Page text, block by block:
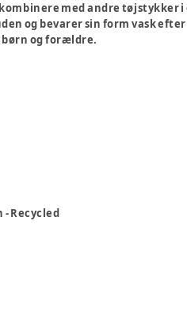
med andre tøjstykker
og bevarer sin form vask efter
og forældre.
- Recycled